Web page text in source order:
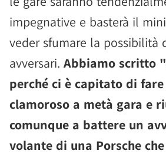
impegnative e basterà il
veder sfumare la possibilità
avversari. Abbiamo scritto
perché ci è capitato di
clamoroso a metà gara e
comunque a battere un
volante di una Porsche